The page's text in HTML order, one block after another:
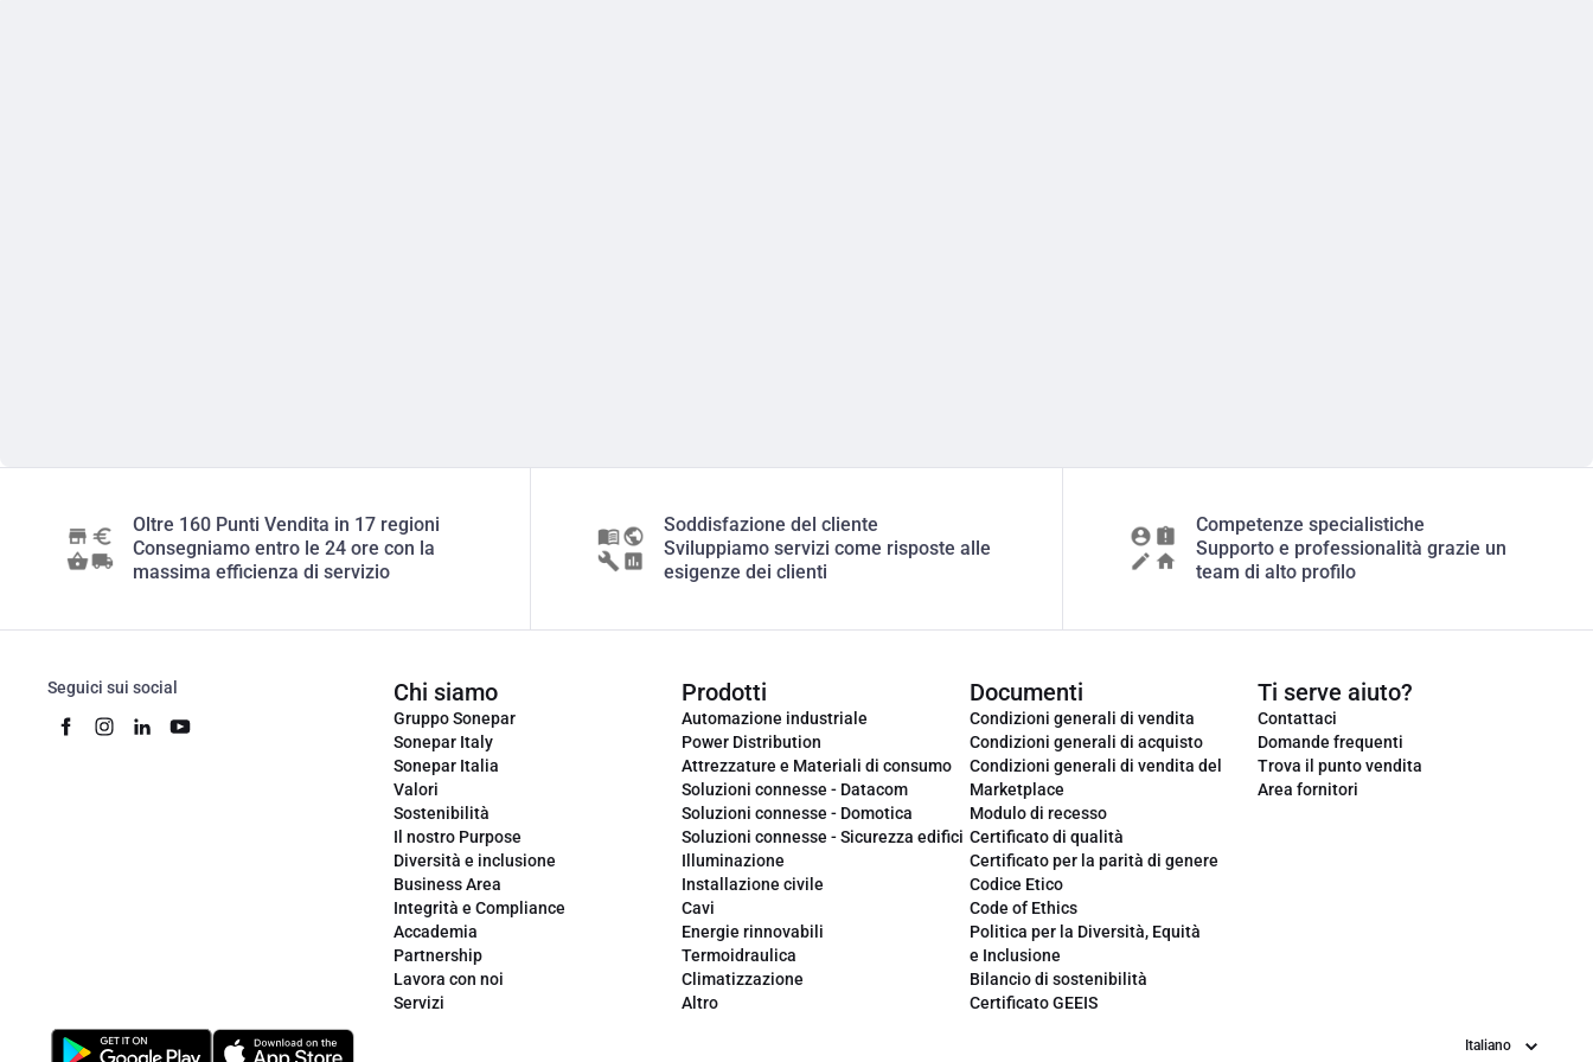
Oltre 160 Punti Vendita in 17 regioni
Consegniamo entro le 24 ore con la
massima efficienza di servizio
Soddisfazione del cliente
Sviluppiamo servizi come risposte alle
esigenze dei clienti
Competenze specialistiche
Supporto e professionalità grazie un
team di alto profilo
Seguici sui social Chi siamo
Gruppo Sonepar
Sonepar Italy
Sonepar Italia
Valori
Sostenibilità
Il nostro Purpose
Diversità e inclusione
Business Area
Integrità e Compliance
Accademia
Partnership
Lavora con noi
Servizi
Prodotti
Automazione industriale
Power Distribution
Attrezzature e Materiali di consumo
Soluzioni connesse - Datacom
Soluzioni connesse - Domotica
Soluzioni connesse - Sicurezza edifici
Illuminazione
Installazione civile
Cavi
Energie rinnovabili
Termoidraulica
Climatizzazione
Altro
Documenti
Condizioni generali di vendita
Condizioni generali di acquisto
Condizioni generali di vendita del
Marketplace
Modulo di recesso
Certificato di qualità
Certificato per la parità di genere
Codice Etico
Code of Ethics
Politica per la Diversità, Equità
e Inclusione
Bilancio di sostenibilità
Certificato GEEIS
Ti serve aiuto?
Contattaci
Domande frequenti
Trova il punto vendita
Area fornitori
Lingua